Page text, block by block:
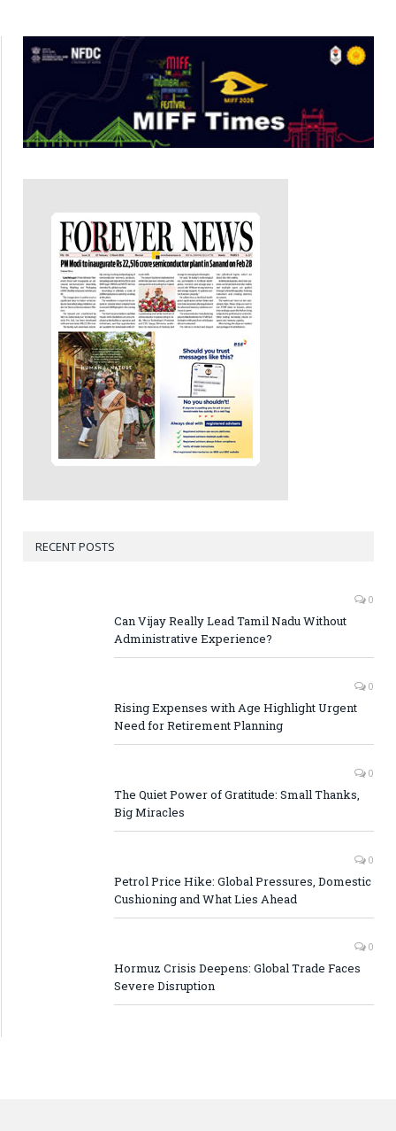
RECENT POSTS
0
Can Vijay Really Lead Tamil Nadu Without
Administrative Experience?
0
Rising Expenses with Age Highlight Urgent
Need for Retirement Planning
0
The Quiet Power of Gratitude: Small Thanks,
Big Miracles
0
Petrol Price Hike: Global Pressures, Domestic
Cushioning and What Lies Ahead
0
Hormuz Crisis Deepens: Global Trade Faces
Severe Disruption